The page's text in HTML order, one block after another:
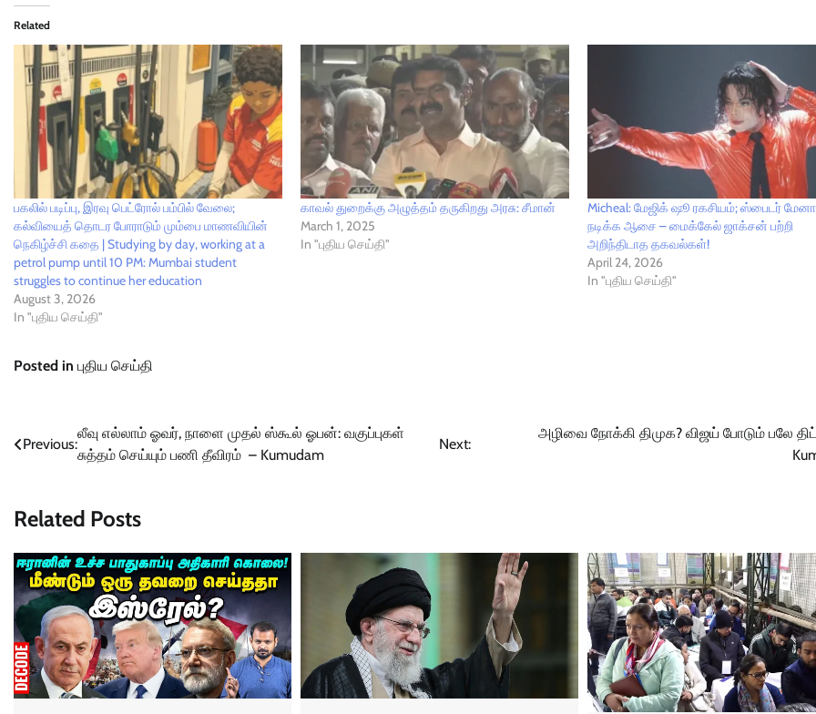
Related
பகலில் படிப்பு, இரவு பெட்ரோல் பம்பில் வேலை;
கல்வியைத் தொடர போராடும் மும்பை மாணவியின்
நெகிழ்ச்சி கதை | Studying by day, working at a
petrol pump until 10 PM: Mumbai student
struggles to continue her education
August 3, 2026
In "புதிய செய்தி"
காவல் துறைக்கு அழுத்தம் தருகிறது அரசு: சீமான்
March 1, 2025
In "புதிய செய்தி"
Micheal: மேஜிக் ஷூ ரகசியம்; ஸ்பைடர்
நடிக்க ஆசை – மைக்கேல் ஜாக்சன் பற்றி
அறிந்திடாத தகவல்கள்!
April 24, 2026
In "புதிய செய்தி"
Posted in புதிய செய்தி
Post
navigation
Previous:
லீவு எல்லாம் ஓவர், நாளை முதல் ஸ்கூல் ஓபன்: வகுப்புகள்
சுத்தம் செய்யும் பணி தீவிரம் – Kumudam
Next:
அழிவை நோக்கி திமுக? விஜய் போடும் பலே
Related Posts